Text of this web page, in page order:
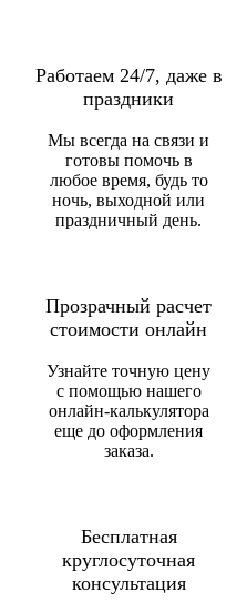
Работаем 24/7, даже в
праздники
Мы всегда на связи и
готовы помочь в
любое время, будь то
ночь, выходной или
праздничный день.
Прозрачный расчет
стоимости онлайн
Узнайте точную цену
с помощью нашего
онлайн-калькулятора
еще до оформления
заказа.
Бесплатная
круглосуточная
консультация